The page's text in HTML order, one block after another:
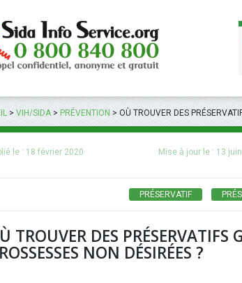
>VIH/SIDA>PRÉVENTION>OÙ TROUVER DES
le : 18 février 2020 Mise à jour le : 13
PRÉSERVATIF
TROUVER DES
NON DÉSIRÉES ?